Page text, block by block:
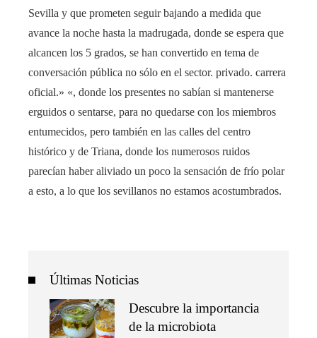
Sevilla y que prometen seguir bajando a medida que
avance la noche hasta la madrugada, donde se espera que
alcancen los 5 grados, se han convertido en tema de
conversación pública no sólo en el sector. privado. carrera
oficial.» «, donde los presentes no sabían si mantenerse
erguidos o sentarse, para no quedarse con los miembros
entumecidos, pero también en las calles del centro
histórico y de Triana, donde los numerosos ruidos
parecían haber aliviado un poco la sensación de frío polar
a esto, a lo que los sevillanos no estamos acostumbrados.
Últimas Noticias
Descubre la importancia
de la microbiota